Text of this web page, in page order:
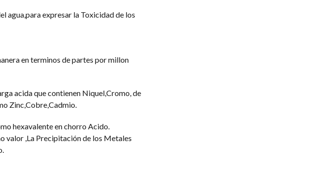
agua,para expresar la Toxicidad de los
en terminos de partes por millon
acida que contienen Niquel,Cromo, de
Zinc,Cobre,Cadmio.
hexavalente en chorro Acido.
valor ,La Precipitación de los Metales